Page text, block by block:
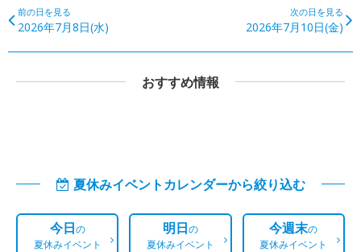
前の日を見る
2026年7月8日(水)
次の日を見る
2026年7月10日(金)
おすすめ情報
夏休みイベントカレンダーから絞り込む
今日の
夏休みイベント
明日の
夏休みイベント
今週末の
夏休みイベント